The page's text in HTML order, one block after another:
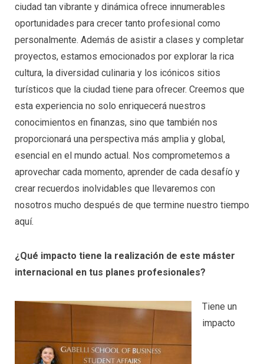
ciudad tan vibrante y dinámica ofrece innumerables
oportunidades para crecer tanto profesional como
personalmente. Además de asistir a clases y completar
proyectos, estamos emocionados por explorar la rica
cultura, la diversidad culinaria y los icónicos sitios
turísticos que la ciudad tiene para ofrecer. Creemos que
esta experiencia no solo enriquecerá nuestros
conocimientos en finanzas, sino que también nos
proporcionará una perspectiva más amplia y global,
esencial en el mundo actual. Nos comprometemos a
aprovechar cada momento, aprender de cada desafío y
crear recuerdos inolvidables que llevaremos con
nosotros mucho después de que termine nuestro tiempo
aquí.
¿Qué impacto tiene la realización de este máster
internacional en tus planes profesionales?
Tiene un
impacto